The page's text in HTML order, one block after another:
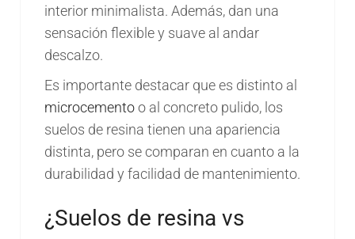
interior minimalista. Además, dan una
sensación flexible y suave al andar
descalzo.
Es importante destacar que es distinto al
microcementoo al concreto pulido, los
suelos de resina tienen una apariencia
distinta, pero se comparan en cuanto a la
durabilidad y facilidad de mantenimiento.
¿Suelos de resina vs